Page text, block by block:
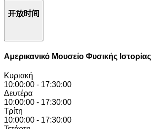
开放时间
Αμερικανικό Μουσείο Φυσικής Ιστορίας
Κυριακή
10:00:00 - 17:30:00
Δευτέρα
10:00:00 - 17:30:00
Τρίτη
10:00:00 - 17:30:00